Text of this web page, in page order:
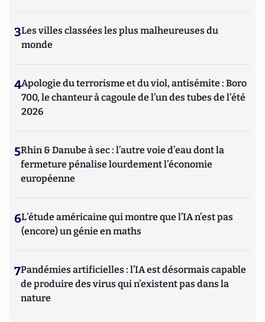
3Les villes classées les plus malheureuses du
monde
4Apologie du terrorisme et du viol, antisémite : Boro
700, le chanteur à cagoule de l’un des tubes de l’été
2026
5Rhin & Danube à sec : l’autre voie d’eau dont la
fermeture pénalise lourdement l’économie
européenne
6L’étude américaine qui montre que l’IA n’est pas
(encore) un génie en maths
7Pandémies artificielles : l’IA est désormais capable
de produire des virus qui n’existent pas dans la
nature